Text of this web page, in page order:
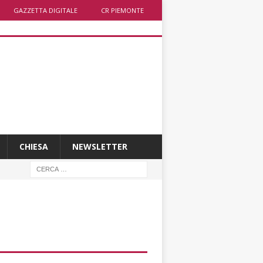
GAZZETTA DIGITALE CR PIEMONTE
CHIESA NEWSLETTER